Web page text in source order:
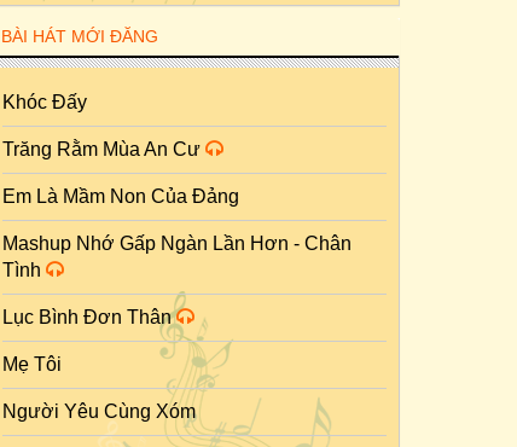
BÀI HÁT MỚI ĐĂNG
Khóc Đấy
Trăng Rằm Mùa An Cư
Em Là Mầm Non Của Đảng
Mashup Nhớ Gấp Ngàn Lần Hơn - Chân
Tình
Lục Bình Đơn Thân
Mẹ Tôi
Người Yêu Cùng Xóm